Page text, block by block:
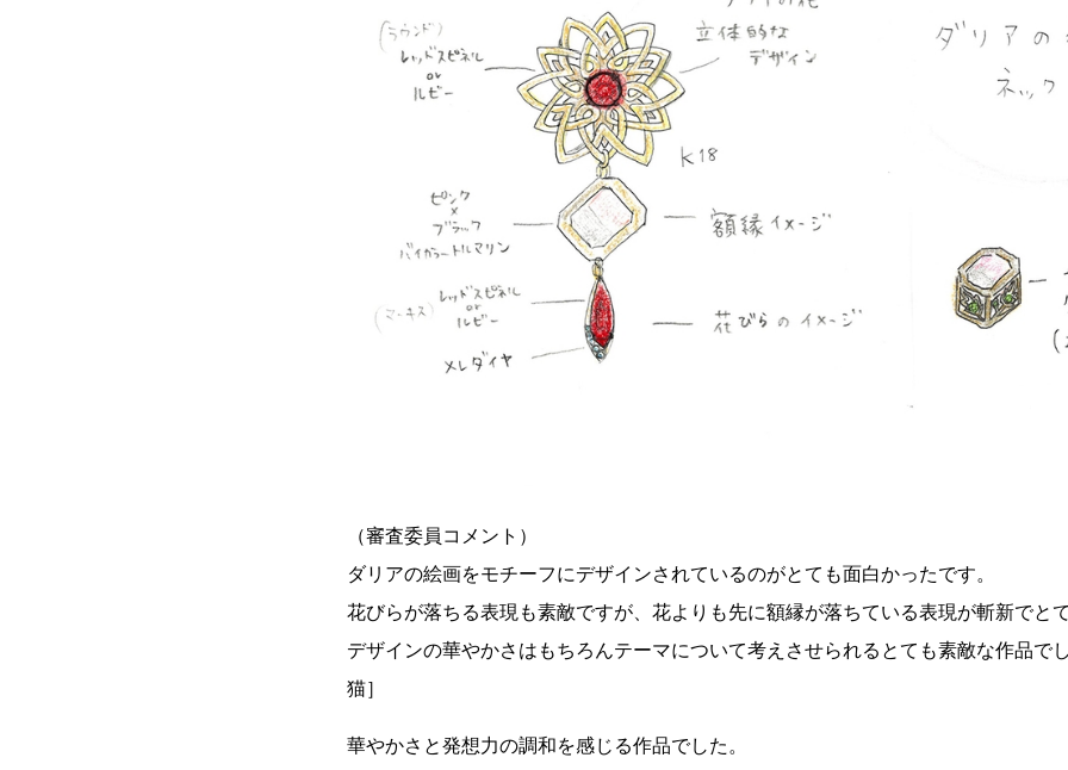
（審査委員コメント）
ダリアの絵画をモチーフにデザインされているのがとても面白かったです。
花びらが落ちる表現も素敵ですが、花よりも先に額縁が落ちている表現が斬新でと
デザインの華やかさはもちろんテーマについて考えさせられるとても素敵な作品で
猫］
華やかさと発想力の調和を感じる作品でした。